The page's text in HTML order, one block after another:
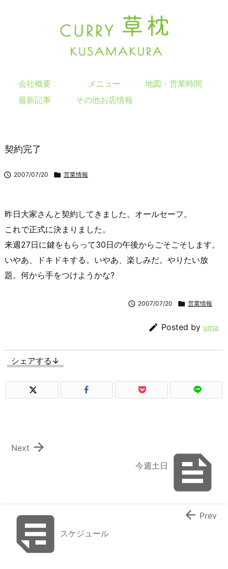
会社概要 メニュー
地図・営業時間
最新記事
その他お店情報
契約完了
 2007/07/20  営業情報
昨日大家さんと契約してきました。オールセーフ。
これで正式に決まりました。
来週27日に鍵をもらって30日の午後からごそごそします。
いやあ、ドキドキする。いやあ、楽しみだ。やりたい放
題。何から手をつけようかな?
 2007/07/20  営業情報
 Posted by uma
シェアする↓

今週土日

Next
スケジュール
 Prev